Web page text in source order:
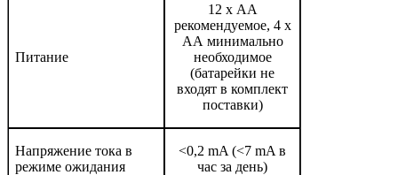
Питание
12 х АА
рекомендуемое, 4 х
АА минимально
необходимое
(батарейки не
входят в комплект
поставки)
Напряжение тока в
режиме ожидания
<0,2 mA (<7 mA в
час за день)